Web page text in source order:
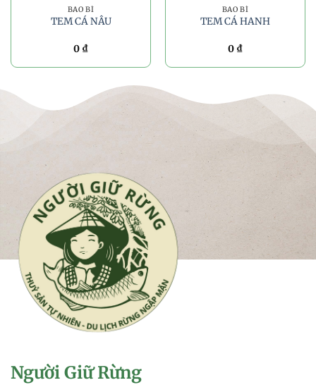
BAO BÌ
TEM CÁ NÂU
0 ₫
BAO BÌ
TEM CÁ HANH
0 ₫
Người Giữ Rừng